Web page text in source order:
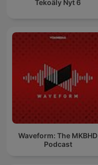
Tekoäly Nyt 6
Waveform: The MKBHD
Podcast